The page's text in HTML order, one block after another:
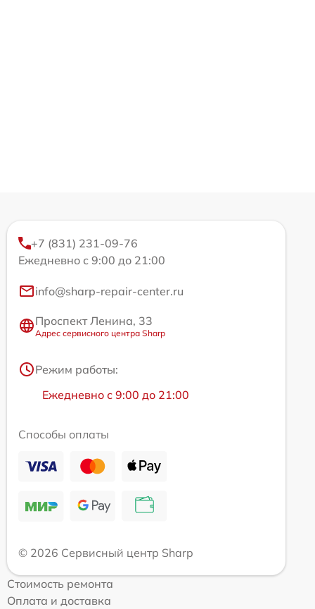
+7 (831) 231-09-76
Ежедневно с 9:00 до 21:00
info@sharp-repair-center.ru
Проспект Ленина, 33
Адрес сервисного центра Sharp
Режим работы:
Ежедневно с 9:00 до 21:00
Способы оплаты
© 2026 Сервисный центр Sharp
Стоимость ремонта
Оплата и доставка